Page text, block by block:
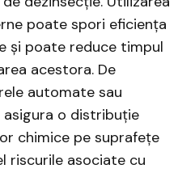
poate spori eficiența
și poate reduce timpul
acestora. De
automate sau
o distribuție
chimice pe suprafețe
riscurile asociate cu